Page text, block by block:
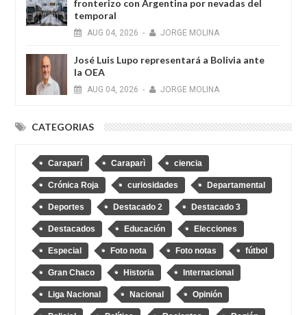
fronterizo con Argentina por nevadas del
temporal
AUG 04, 2026 - JORGE MOLINA
José Luis Lupo representará a Bolivia ante
la OEA
AUG 04, 2026 - JORGE MOLINA
CATEGORIAS
Caraparí Caraparì ciencia
Crónica Roja curiosidades Departamental
Deportes Destacado 2 Destacado 3
Destacados Educación Elecciones
Especial Foto nota Foto notas fútbol
Gran Chaco Historia Internacional
Liga Nacional Nacional Opinión